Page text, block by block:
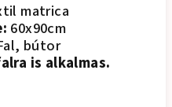
matrica
60x90cm
bútor
is alkalmas.